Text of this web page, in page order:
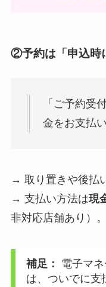
②予約は「申込時
「ご予約受
金をお支払
→ 取り置きや後払
→ 支払い方法は現
非対応店舗あり）。
補足：
電子マ
は、ついでに支